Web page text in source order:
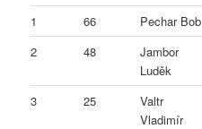
1 66 Pechar Bob
2
48
Jambor
Luděk
3 25
Valtr
Vladimír